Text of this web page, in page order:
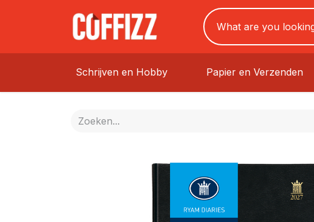
Schrijven en Hobby Papier en Verzenden